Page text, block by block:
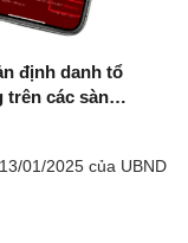
định danh tổ
trên các sàn
01/2025 của UBND